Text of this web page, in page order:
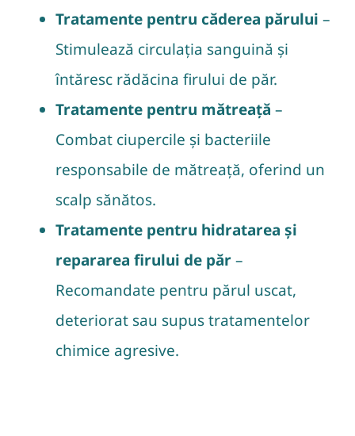
Tratamente pentru căderea părului –
Stimulează circulația sanguină și
întăresc rădăcina firului de păr.
Tratamente pentru mătreață –
Combat ciupercile și bacteriile
responsabile de mătreață, oferind un
scalp sănătos.
Tratamente pentru hidratarea și
repararea firului de păr–
Recomandate pentru părul uscat,
deteriorat sau supus tratamentelor
chimice agresive.